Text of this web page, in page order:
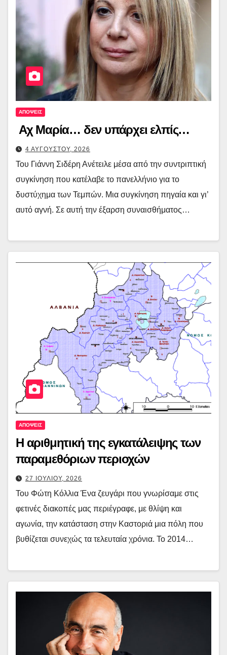
ΑΠΟΨΕΙΣ
Αχ Μαρία… δεν υπάρχει ελπίς…
4 ΑΥΓΟΥΣΤΟΥ, 2026
Του Γιάννη Σιδέρη Ανέτειλε μέσα από την συντριπτική
συγκίνηση που κατέλαβε το πανελλήνιο για το
δυστύχημα των Τεμπών. Μια συγκίνηση πηγαία και γι’
αυτό αγνή. Σε αυτή την έξαρση συναισθήματος…
ΑΠΟΨΕΙΣ
Η αριθμητική της εγκατάλειψης των
παραμεθόριων περιοχών
27 ΙΟΥΛΙΟΥ, 2026
Του Φώτη Κόλλια Ένα ζευγάρι που γνωρίσαμε στις
φετινές διακοπές μας περιέγραφε, με θλίψη και
αγωνία, την κατάσταση στην Καστοριά μια πόλη που
βυθίζεται συνεχώς τα τελευταία χρόνια. Το 2014…